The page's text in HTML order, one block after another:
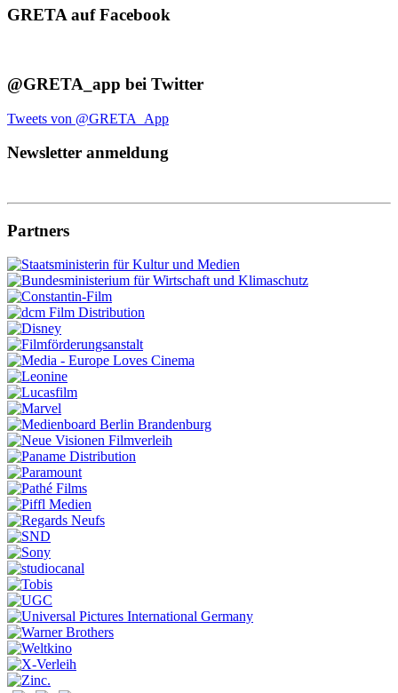
GRETA auf Facebook
@GRETA_app bei Twitter
Tweets von @GRETA_App
Newsletter anmeldung
Partners